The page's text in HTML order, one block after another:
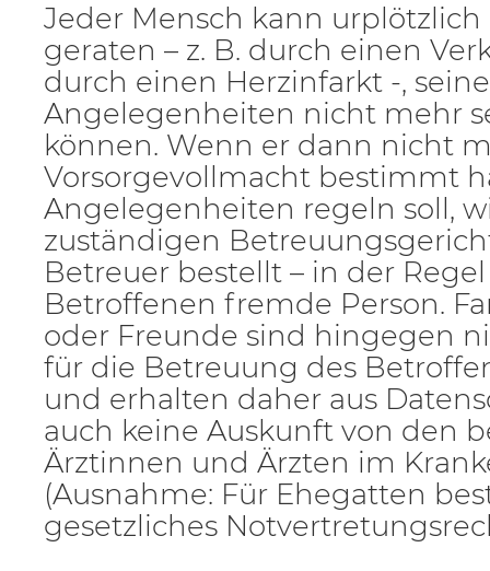
Jeder Mensch kann
geraten – z. B. durch einen
durch einen Herzinfarkt -, seine
Angelegenheiten nicht mehr
können. Wenn er dann nicht
Vorsorgevollmacht bestimmt
Angelegenheiten regeln soll,
zuständigen
Betreuer bestellt – in der
Betroffenen fremde Person.
oder Freunde sind hingegen
für die Betreuung des
und erhalten daher aus
auch keine Auskunft von den
Ärztinnen und Ärzten im
(Ausnahme: Für Ehegatten
gesetzliches